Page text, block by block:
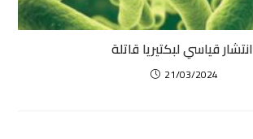
انتشار قياسي لبكتيريا قاتلة
21/03/2024